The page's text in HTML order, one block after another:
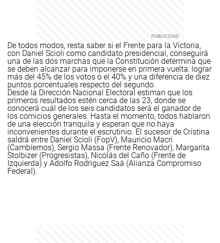
De todos modos, resta saber si el Frente para la Victoria,
con Daniel Scioli como candidato presidencial, conseguirá
una de las dos marchas que la Constitución determina que
se deben alcanzar para imponerse en primera vuelta: lograr
más del 45% de los votos o el 40% y una diferencia de diez
puntos porcentuales respecto del segundo.
Desde la Dirección Nacional Electoral estiman que los
primeros resultados estén cerca de las 23, donde se
conocerá cuál de los seis candidatos será el ganador de
los comicios generales. Hasta el momento, todos hablaron
de una elección tranquila y esperan que no haya
inconvenientes durante el escrutinio. El sucesor de Cristina
saldrá entre Daniel Scioli (FopV), Mauricio Macri
(Cambiemos), Sergio Massa (Frente Renovador), Margarita
Stolbizer (Progresistas), Nicolás del Caño (Frente de
Izquierda) y Adolfo Rodriguez Saá (Alianza Compromiso
Federal).